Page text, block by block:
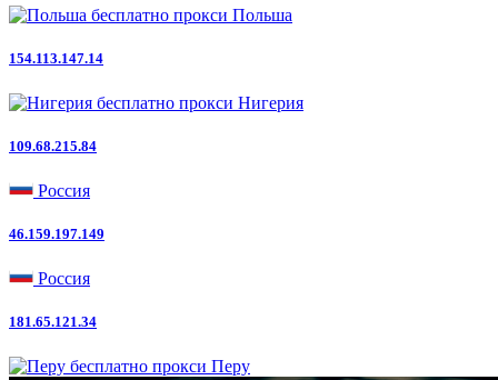
Польша
154.113.147.14
Нигерия
109.68.215.84
Россия
46.159.197.149
Россия
181.65.121.34
Перу